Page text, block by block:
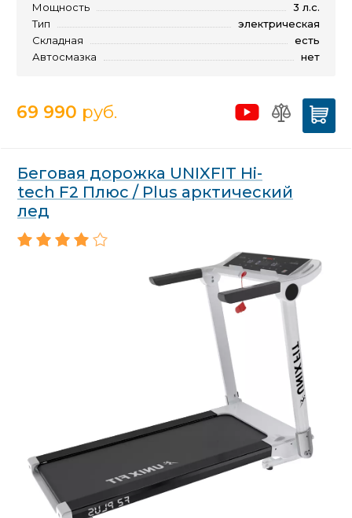
Мощность
3 л.с.
Тип
электрическая
Складная
есть
Автосмазка
нет
69 990 руб.
Беговая дорожка UNIXFIT Hi-
tech F2 Плюс / Plus арктический
лед